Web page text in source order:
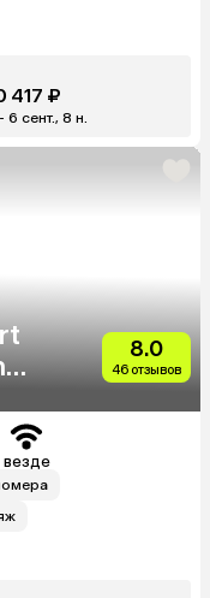
417 ₽
6 сент., 8 н.
8.0
46 отзывов
везде